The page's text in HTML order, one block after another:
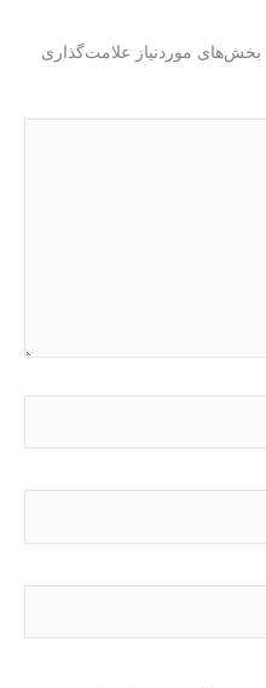
بخش‌های موردنیاز علامت‌گذاری